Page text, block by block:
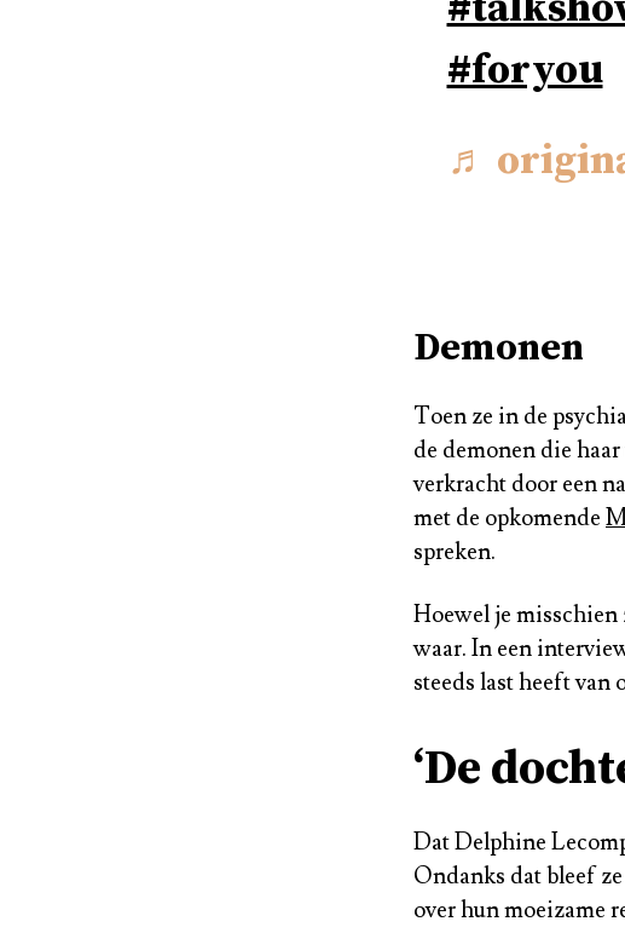
#foryou
♬
Demonen
Toen ze in de
de demonen die
verkracht door een
met de opkomende
spreken.
Hoewel je misschien
waar. In een
steeds last heeft van
‘De
Dat Delphine
Ondanks dat bleef
over hun moeizame